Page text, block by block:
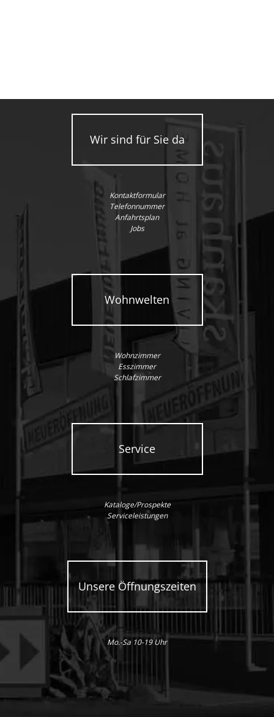
Wir sind für Sie da
Kontaktformular
Telefonnummer
Anfahrtsplan
Jobs
Wohnwelten
Wohnzimmer
Esszimmer
Schlafzimmer
Service
Kataloge/Prospekte
Serviceleistungen
Unsere Öffnungszeiten
Mo.-Sa 10-19 Uhr